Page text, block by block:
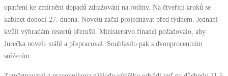
opatření ke zmírnění dopadů zdražování na rodiny. Na čtveřici kroků se
kabinet dohodl 27. dubna. Novelu začal projednávat před týdnem. Jednání
kvůli výhradám resortů přerušil. Ministerstvo financí požadovalo, aby
Jurečka novelu stáhl a přepracoval. Souhlasilo pak s dvouprocentním
snížením.